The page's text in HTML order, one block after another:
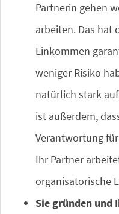
Partnerin gehen
arbeiten. Das hat
Einkommen
weniger Risiko
natürlich stark
ist außerdem,
Verantwortung
Ihr Partner
organisatorische
Sie gründen und